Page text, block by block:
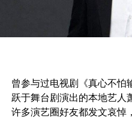
曾参与过电视剧《真心不怕
跃于舞台剧演出的本地艺人
许多演艺圈好友都发文哀悼